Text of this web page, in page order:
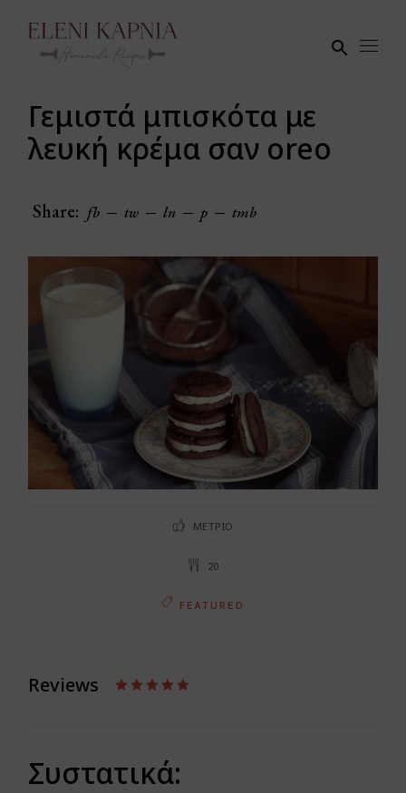
Γεμιστά μπισκότα με
λευκή κρέμα σαν oreo
Share: fb tw ln p tmb
ΜΈΤΡΙΟ
20
FEATURED
Reviews
Συστατικά: